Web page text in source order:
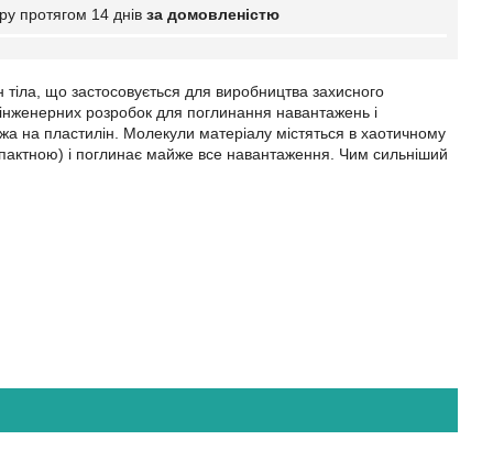
протягом 14 днів за домовленістю
що застосовується для виробництва захисного
розробок для поглинання навантажень і
на пластилін. Молекули матеріалу містяться в хаотичному
і поглинає майже все навантаження. Чим сильніший